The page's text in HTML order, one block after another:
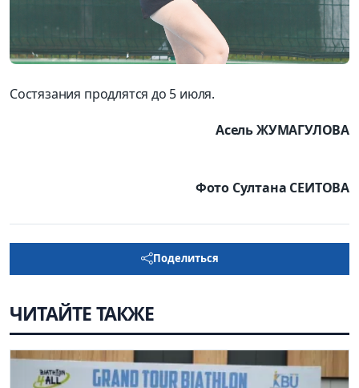
Состязания продлятся до 5 июля.
Асель ЖУМАГУЛОВА
Фото Султана СЕИТОВА
Поделиться
ЧИТАЙТЕ ТАКЖЕ